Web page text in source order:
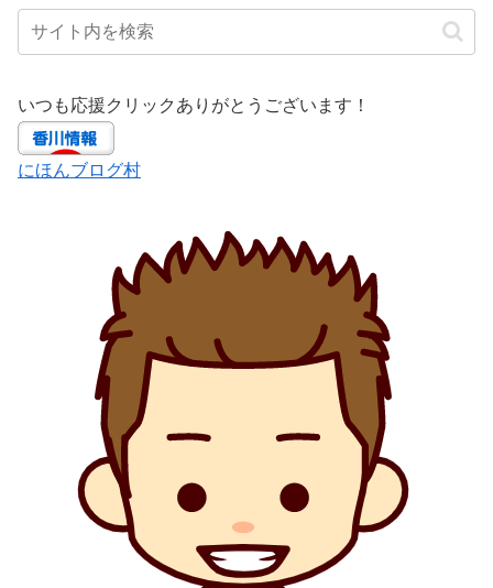
いつも応援クリックありがとうございます！
にほんブログ村